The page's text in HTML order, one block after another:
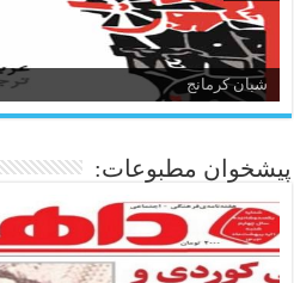
شبان کرمانج
زبان و ادبیات کردی
پیشخوان مطبوعات: